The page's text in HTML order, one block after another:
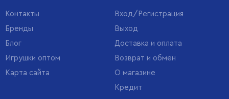
Контакты
Бренды
Блог
Игрушки оптом
Карта сайта
Вход/Регистрация
Выход
Доставка и оплата
Возврат и обмен
О магазине
Кредит